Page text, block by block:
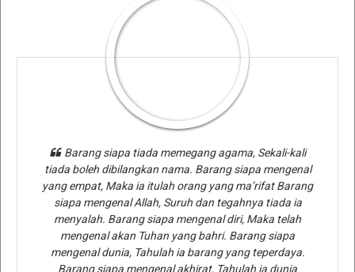
Barang siapa tiada memegang agama, Sekali-kali
tiada boleh dibilangkan nama. Barang siapa mengenal
yang empat, Maka ia itulah orang yang ma’rifat Barang
siapa mengenal Allah, Suruh dan tegahnya tiada ia
menyalah. Barang siapa mengenal diri, Maka telah
mengenal akan Tuhan yang bahri. Barang siapa
mengenal dunia, Tahulah ia barang yang teperdaya.
Barang siapa mengenal akhirat, Tahulah ia dunia